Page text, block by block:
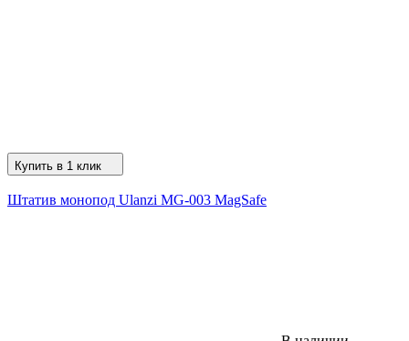
Купить в 1 клик
Штатив монопод Ulanzi MG-003 MagSafe